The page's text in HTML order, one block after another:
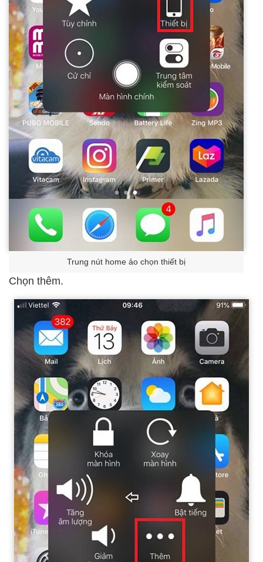
Trung nút home ảo chọn thiết bị
Chọn thêm.